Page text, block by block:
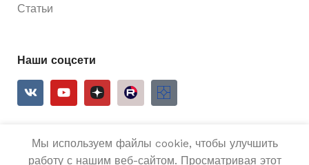
Статьи
Наши соцсети
Ривьера 24 Все права защищены.
Мы используем файлы cookie, чтобы улучшить
работу с нашим веб-сайтом. Просматривая этот